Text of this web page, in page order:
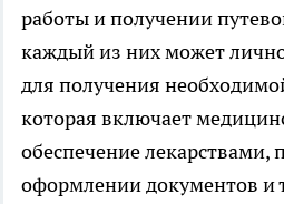
работы и получении
каждый из них может
для получения
которая включает
обеспечение лекарствами,
оформлении документов и